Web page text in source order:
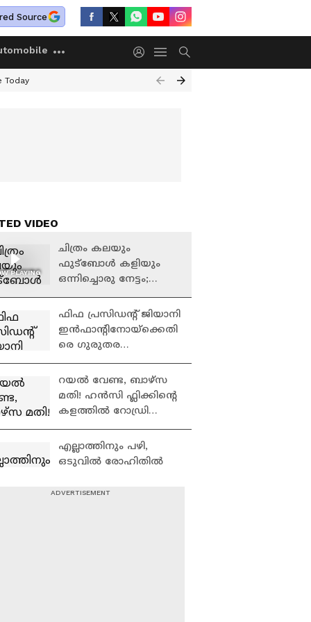
Source
Today
VIDEO
PLAYING
ചിത്രം കലയും
ഫുട്ബോൾ കളിയും
ഒന്നിച്ചൊരു നേട്ടം;
ഖത്തർ ടീമിന്റെ ബസിൽ
ഇടം പിടിച്ചു
ഫിഫ പ്രസിഡന്റ് ജിയാനി
ഇൻഫാന്റിനോയ്‌ക്കെതി
രെ ഗുരുതര
റയല്‍ വേണ്ട, ബാഴ്‌സ
മതി! ഹൻസി ഫ്ലിക്കിന്റെ
കളത്തില്‍ റോഡ്രി
Barcelona
എല്ലാത്തിനും പഴി,
ഒടുവില്‍ രോഹിതില്‍
വില്ലനോ അതോ